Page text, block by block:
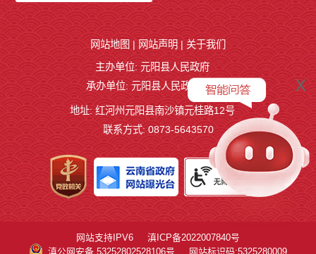
x
网站地图 | 网站声明 | 关于我们
主办单位: 元阳县人民政府
承办单位: 元阳县人民政府办公室
地址: 红河州元阳县南沙镇元桂路12号
联系方式: 0873-5643570
网站支持IPV6
滇ICP备2022007840号
滇公网安备 53252802528106号
网站标识码:5325280009